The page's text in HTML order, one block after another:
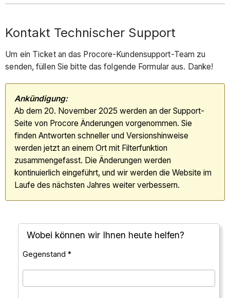
Kontakt Technischer Support
Um ein Ticket an das Procore-Kundensupport-Team zu
senden, füllen Sie bitte das folgende Formular aus. Danke!
Ankündigung:
Ab dem 20. November 2025 werden an der Support-
Seite von Procore Änderungen vorgenommen. Sie
finden Antworten schneller und Versionshinweise
werden jetzt an einem Ort mit Filterfunktion
zusammengefasst. Die Änderungen werden
kontinuierlich eingeführt, und wir werden die Website im
Laufe des nächsten Jahres weiter verbessern.
Wobei können wir Ihnen heute helfen?
Gegenstand *